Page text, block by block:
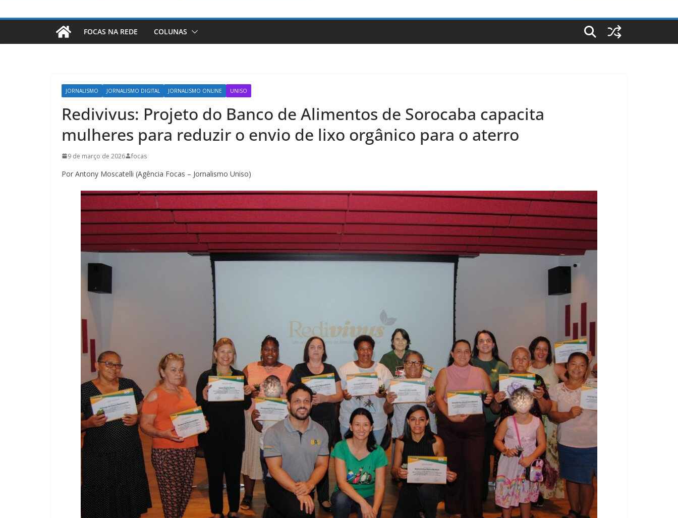
FOCAS NA REDE COLUNAS
JORNALISMO JORNALISMO DIGITAL JORNALISMO ONLINE UNISO
Redivivus: Projeto do Banco de Alimentos de Sorocaba capacita
mulheres para reduzir o envio de lixo orgânico para o aterro
9 de março de 2026 focas
Por Antony Moscatelli (Agência Focas – Jornalismo Uniso)